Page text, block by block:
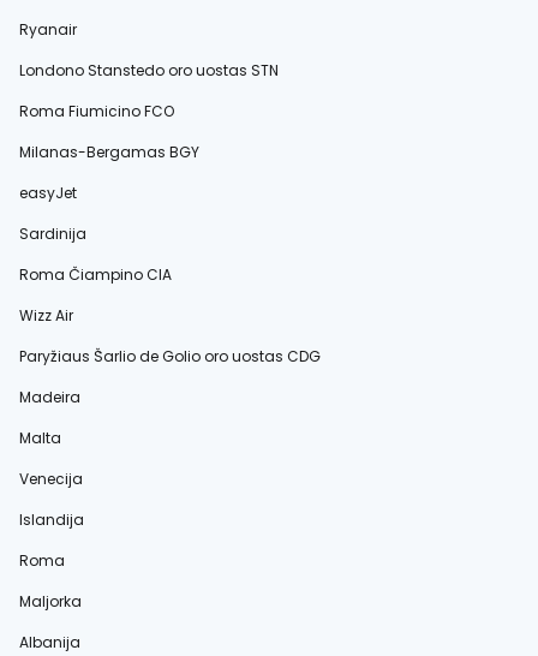
Ryanair
Londono Stanstedo oro uostas STN
Roma Fiumicino FCO
Milanas-Bergamas BGY
easyJet
Sardinija
Roma Čiampino CIA
Wizz Air
Paryžiaus Šarlio de Golio oro uostas CDG
Madeira
Malta
Venecija
Islandija
Roma
Maljorka
Albanija